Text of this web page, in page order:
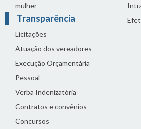
mulher
Transparência
Licitações
Atuação dos vereadores
Execução Orçamentária
Pessoal
Verba Indenizatória
Contratos e convênios
Concursos